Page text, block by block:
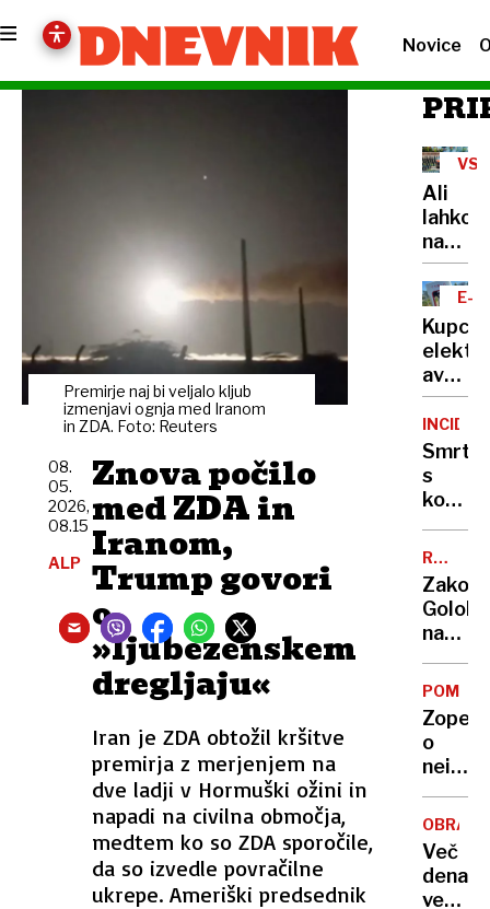
Novice
Premirje naj bi veljalo kljub
izmenjavi ognja med Iranom
in ZDA. Foto: Reuters
Znova počilo
med ZDA in
Iranom,
Trump govori
o
»ljubezenskem
dregljaju«​
Iran je ZDA obtožil kršitve
premirja z merjenjem na
dve ladji v Hormuški ožini in
napadi na civilna območja,
medtem ko so ZDA sporočile,
da so izvedle povračilne
ukrepe. Ameriški predsednik
08.
05.
2026,
08.15
ALP
Ali
lahko
na
bloka
na
žaru?
zna
E-
Kupci
avtov
v
na
trnih,
Smrt
s
koso
na
strehi
prizor
bolnike
in
osebje
RUMENE
NOVICE
Golob
na
se je
spet
slekla,
ni
vroče
Zopet
o
Fajon
za
za
Sahel:
Več
več